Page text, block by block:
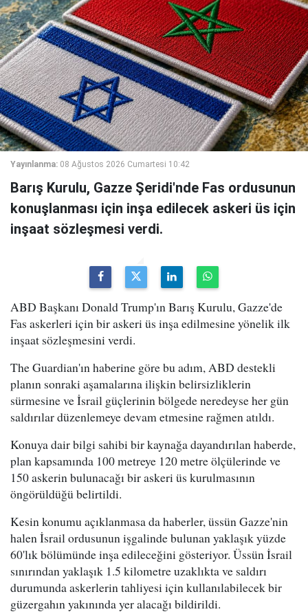
Yayınlanma: 08 Ağustos 2026 Cumartesi 10:42
Barış Kurulu, Gazze Şeridi'nde Fas ordusunun
konuşlanması için inşa edilecek askeri üs için
inşaat sözleşmesi verdi.
ABD Başkanı Donald Trump'ın Barış Kurulu, Gazze'de
Fas askerleri için bir askeri üs inşa edilmesine yönelik ilk
inşaat sözleşmesini verdi.
The Guardian'ın haberine göre bu adım, ABD destekli
planın sonraki aşamalarına ilişkin belirsizliklerin
sürmesine ve İsrail güçlerinin bölgede neredeyse her gün
saldırılar düzenlemeye devam etmesine rağmen atıldı.
Konuya dair bilgi sahibi bir kaynağa dayandırılan haberde,
plan kapsamında 100 metreye 120 metre ölçülerinde ve
150 askerin bulunacağı bir askeri üs kurulmasının
öngörüldüğü belirtildi.
Kesin konumu açıklanmasa da haberler, üssün Gazze'nin
halen İsrail ordusunun işgalinde bulunan yaklaşık yüzde
60'lık bölümünde inşa edileceğini gösteriyor. Üssün İsrail
sınırından yaklaşık 1.5 kilometre uzaklıkta ve saldırı
durumunda askerlerin tahliyesi için kullanılabilecek bir
güzergahın yakınında yer alacağı bildirildi.